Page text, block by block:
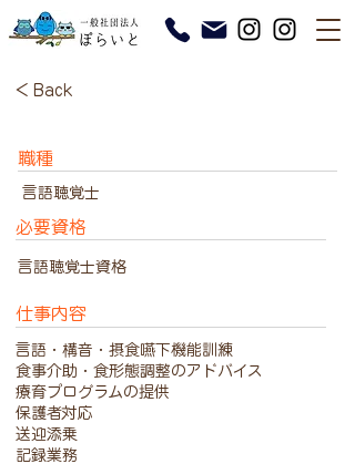
< Back
職種
言語聴覚士
必要資格
言語聴覚士資格
仕事内容
言語・構音・摂食嚥下機能訓練
食事介助・食形態調整のアドバイス
療育プログラムの提供
保護者対応
送迎添乗
記録業務